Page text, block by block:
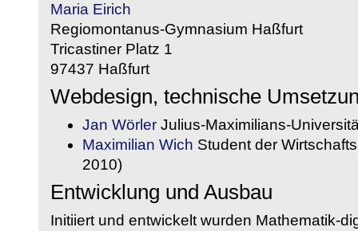
Maria Eirich
Regiomontanus-Gymnasium Haßfurt
Tricastiner Platz 1
97437 Haßfurt
Webdesign, technische
Jan Wörler Julius-Maximilians-
Maximilian Wich Student der
2010)
Entwicklung und Ausbau
Initiiert und entwickelt wurden Mathematik-